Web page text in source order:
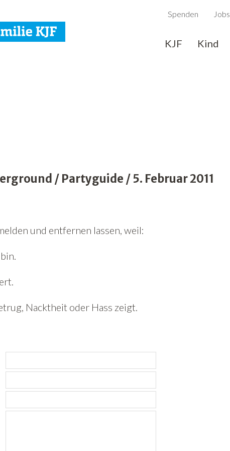
Spenden Jobs
KJF Kind
/ Partyguide / 5. Februar 2011
und entfernen lassen, weil:
Nacktheit oder Hass zeigt.